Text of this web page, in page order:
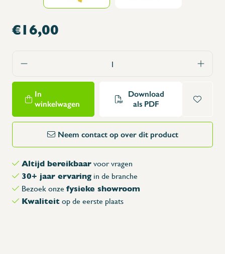
€16,00
In
winkelwagen
Download
als PDF
Neem contact op over dit product
Altijd bereikbaar voor vragen
30+ jaar ervaring in de branche
Bezoek onze fysieke showroom
Kwaliteit op de eerste plaats